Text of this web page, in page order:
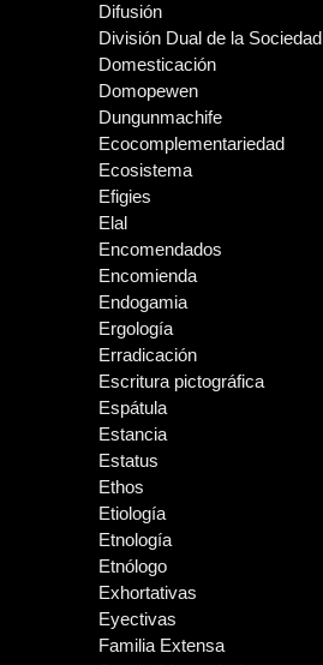
Difusión
División Dual de la Sociedad
Domesticación
Domopewen
Dungunmachife
Ecocomplementariedad
Ecosistema
Efigies
Elal
Encomendados
Encomienda
Endogamia
Ergología
Erradicación
Escritura pictográfica
Espátula
Estancia
Estatus
Ethos
Etiología
Etnología
Etnólogo
Exhortativas
Eyectivas
Familia Extensa